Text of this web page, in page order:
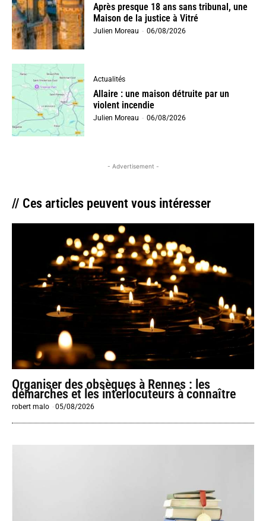
Après presque 18 ans sans tribunal, une
Maison de la justice à Vitré
Julien Moreau - 06/08/2026
Actualités
Allaire : une maison détruite par un
violent incendie
Julien Moreau - 06/08/2026
- Advertisement -
// Ces articles peuvent vous intéresser
Organiser des obsèques à Rennes : les
démarches et les interlocuteurs à connaître
robert malo -05/08/2026